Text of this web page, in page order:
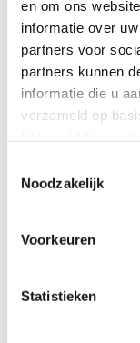
en om ons
informatie over
partners voor
partners kunnen
informatie die u
verzameld op
Op onze
cookies en via de
onze website
wijzigen.
Noodzakelijk
Voorkeuren
Statistieken
Risselthof in
Dichterbij
Nationaal
Help jij mee